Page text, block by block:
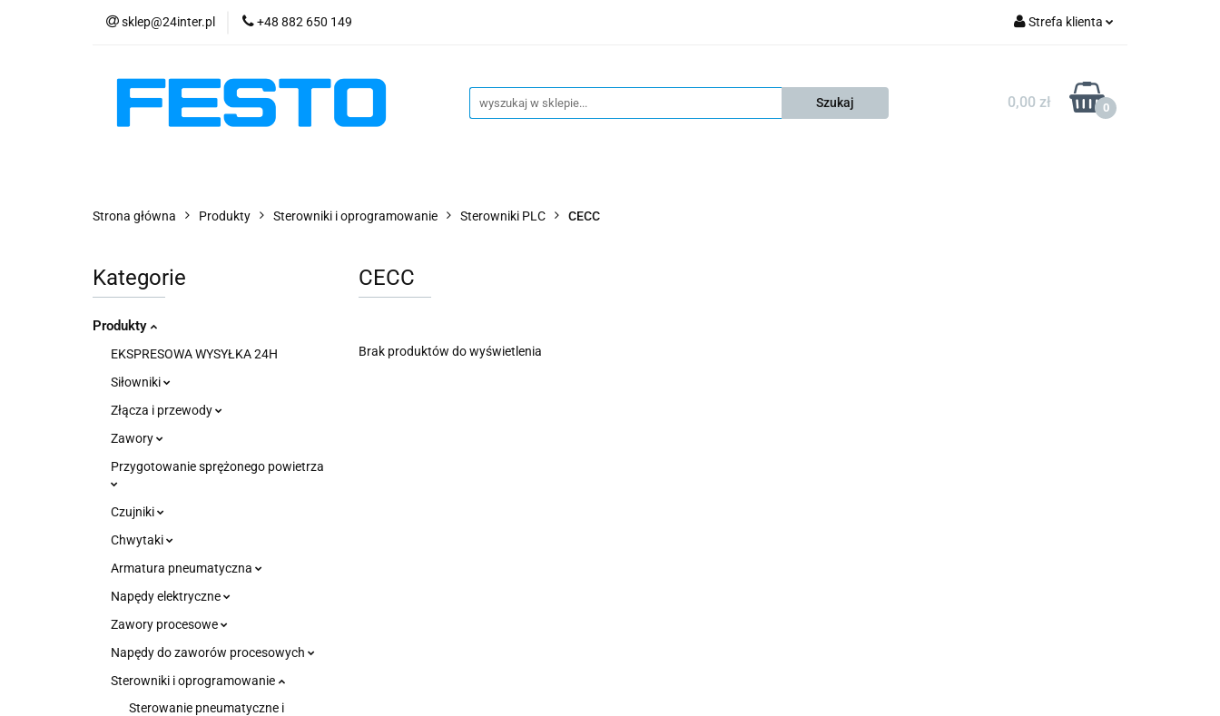
sklep@24inter.pl +48 882 650 149 Strefa klienta
Zarejestruj się
Dodaj zgłoszenie
0,00 zł 0
PRODUKTY
AKTUALNOŚCI KONTAKT KSP
Strona główna Produkty Sterowniki i oprogramowanie Sterowniki PLC CECC
Kategorie
Produkty
EKSPRESOWA WYSYŁKA 24H
Siłowniki
Złącza i przewody
Zawory
Przygotowanie sprężonego powietrza
Czujniki
Chwytaki
Armatura pneumatyczna
Napędy elektryczne
Zawory procesowe
Napędy do zaworów procesowych
Sterowniki i oprogramowanie
Sterowanie pneumatyczne i
CECC
Brak produktów do wyświetlenia